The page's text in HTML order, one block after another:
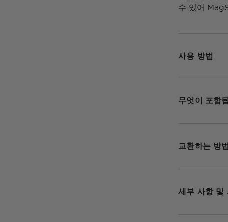
수 있어
사용 방법
무엇이 포함
교환하는 방
세부 사항 및